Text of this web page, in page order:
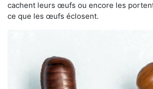
cachent leurs œufs ou encore les
ce que les œufs éclosent.